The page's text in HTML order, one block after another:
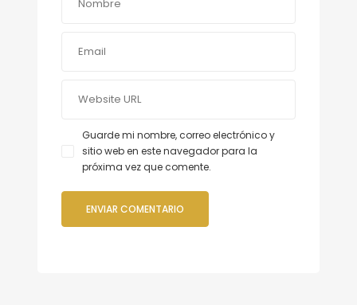
Guarde mi nombre, correo electrónico y
sitio web en este navegador para la
próxima vez que comente.